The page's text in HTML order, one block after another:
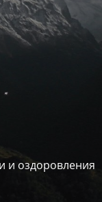
и оздоровления